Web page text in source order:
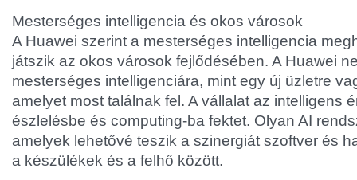
Mesterséges intelligencia és okos városok
A Huawei szerint a mesterséges intelligencia
játszik az okos városok fejlődésében. A Huawei
mesterséges intelligenciára, mint egy új üzletre
amelyet most találnak fel. A vállalat az intelligens
észlelésbe és computing-ba fektet. Olyan AI
amelyek lehetővé teszik a szinergiát szoftver és
a készülékek és a felhő között.